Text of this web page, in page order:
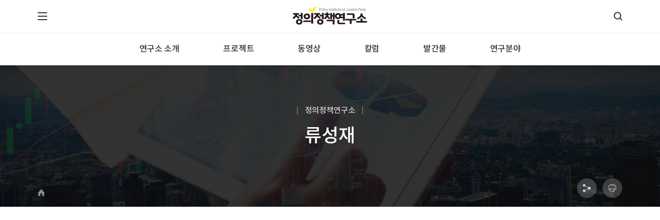
연구소 소개 프로젝트 동영상 칼럼 발간물 연구분야
정의정책연구소
류성재